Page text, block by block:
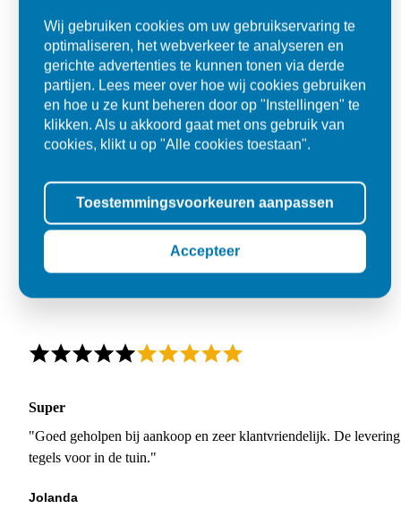
Super
"Goed geholpen bij aankoop en zeer klantvriendelijk. De
tegels voor in de tuin."
Jolanda
Wij gebruiken cookies om uw gebruikservaring te
optimaliseren, het webverkeer te analyseren en
gerichte advertenties te kunnen tonen via derde
partijen. Lees meer over hoe wij cookies gebruiken
en hoe u ze kunt beheren door op "Instellingen" te
klikken. Als u akkoord gaat met ons gebruik van
cookies, klikt u op "Alle cookies toestaan".
Toestemmingsvoorkeuren aanpassen
Accepteer